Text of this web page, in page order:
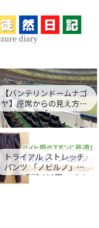
【バンテリンドームナゴ
ヤ】座席からの見え方を
レビュー！「フィールド
シート編」
トライアル ストレッチ
パンツ 「ノビルノ」口
コミ！税込998円でバイ
ト用のズボンに最適！